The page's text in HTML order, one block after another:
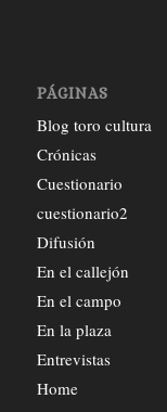
PÁGINAS
Blog toro cultura
Crónicas
Cuestionario
cuestionario2
Difusión
En el callejón
En el campo
En la plaza
Entrevistas
Home